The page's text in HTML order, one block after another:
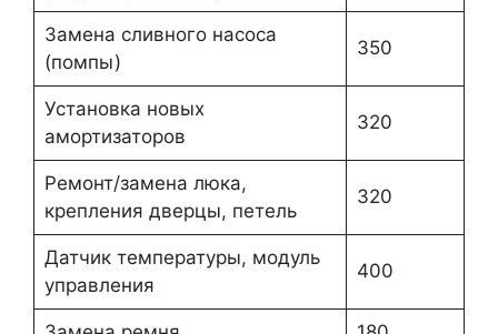
Замена сливного насоса
(помпы)
350
Установка новых
амортизаторов
320
Ремонт/замена люка,
крепления дверцы, петель
320
Датчик температуры, модуль
управления
400